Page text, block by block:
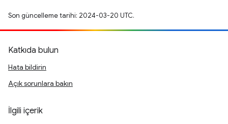
Son güncelleme tarihi: 2024-03-20 UTC.
Katkıda bulun
Hata bildirin
Açık sorunlara bakın
İlgili içerik